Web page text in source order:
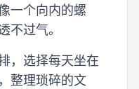
一个向内的螺
不过气。
，选择每天坐在
整理琐碎的文